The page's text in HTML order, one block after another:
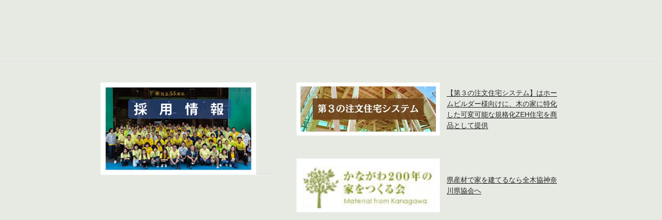
【第３の注文住宅システム】はホー
ムビルダー様向けに、木の家に特化
した可変可能な規格化ZEH住宅を商
品として提供
県産材で家を建てるなら全木協神奈
川県協会へ